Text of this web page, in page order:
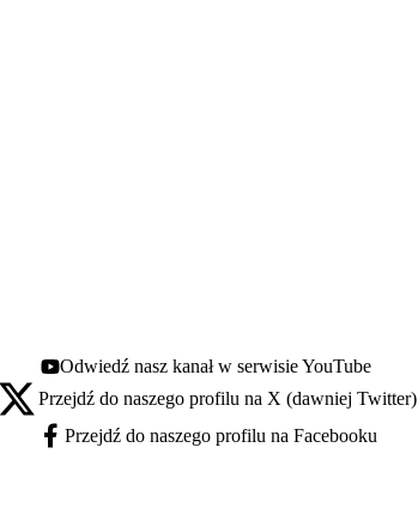
Youtube - otwiera się w nowej karcie
Odwiedź nasz kanał w serwisie YouTube
X - otwiera się w nowej karcie
Przejdź do naszego profilu na X (dawniej Twitter)
Facebook - otwiera się w nowej karcie
Przejdź do naszego profilu na Facebooku